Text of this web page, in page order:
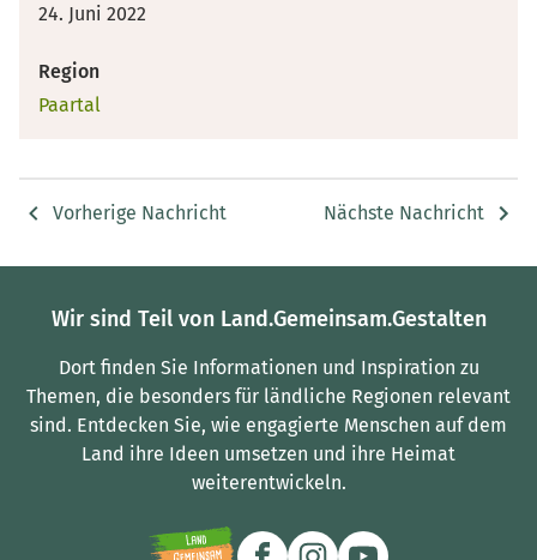
24. Juni 2022
Region
Paartal
Vorherige Nachricht Nächste Nachricht
Wir sind Teil von Land.Gemeinsam.Gestalten
Dort finden Sie Informationen und Inspiration zu
Themen, die besonders für ländliche Regionen relevant
sind. Entdecken Sie, wie engagierte Menschen auf dem
Land ihre Ideen umsetzen und ihre Heimat
weiterentwickeln.